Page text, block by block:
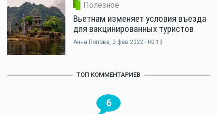
Полезное
Вьетнам изменяет условия въезда
для вакцинированных туристов
Анна Попова, 2 фев 2022 - 00:13
ТОП КОММЕНТАРИЕВ
6